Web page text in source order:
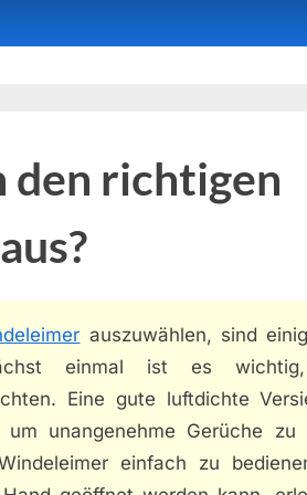
den richtigen
auszuwählen, sind
einmal ist es
Eine gute luftdichte
um unangenehme Gerüche zu
einfach zu